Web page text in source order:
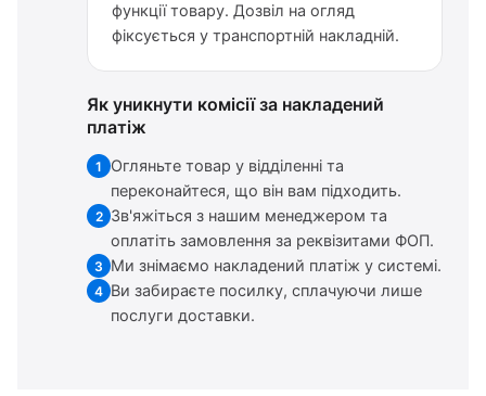
функції товару. Дозвіл на огляд
фіксується у транспортній накладній.
Як уникнути комісії за накладений
платіж
1
Огляньте товар у відділенні та
переконайтеся, що він вам підходить.
2 Зв'яжіться з нашим менеджером та
оплатіть замовлення за реквізитами ФОП.
3 Ми знімаємо накладений платіж у системі.
4 Ви забираєте посилку, сплачуючи лише
послуги доставки.